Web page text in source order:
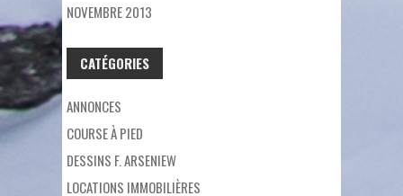
NOVEMBRE 2013
CATÉGORIES
ANNONCES
COURSE À PIED
DESSINS F. ARSENIEW
LOCATIONS IMMOBILIÈRES